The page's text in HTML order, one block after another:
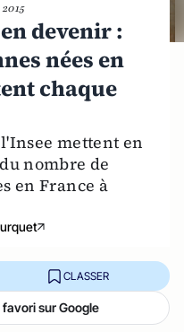
devenir :
nées en
chaque
mettent en
nombre de
en France à
CLASSER
sur Google